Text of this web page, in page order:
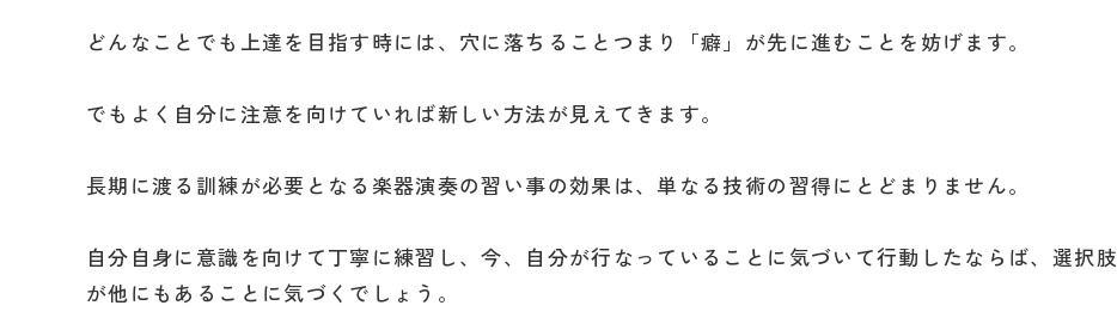
どんなことでも上達を目指す時には、穴に落ちることつまり「癖」が先に進むことを妨げます。
でもよく自分に注意を向けていれば新しい方法が見えてきます。
長期に渡る訓練が必要となる楽器演奏の習い事の効果は、単なる技術の習得にとどまりません。
自分自身に意識を向けて丁寧に練習し、今、自分が行なっていることに気づいて行動したならば、選択肢
が他にもあることに気づくでしょう。